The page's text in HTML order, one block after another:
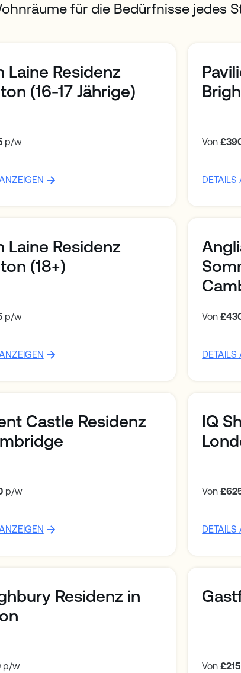
für die Bedürfnisse jedes
Laine Residenz
(16-17 Jährige)
p/w Von
DETAILS
Laine Residenz
(18+)
p/w Von
DETAILS
Castle Residenz
p/w
IQ
Von
DETAILS
Residenz in
p/w Von£215